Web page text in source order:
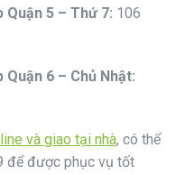
Quận 5 – Thứ 7: 106
Quận 6 – Chủ Nhật:
và giao tại nhà, có thể
để được phục vụ tốt